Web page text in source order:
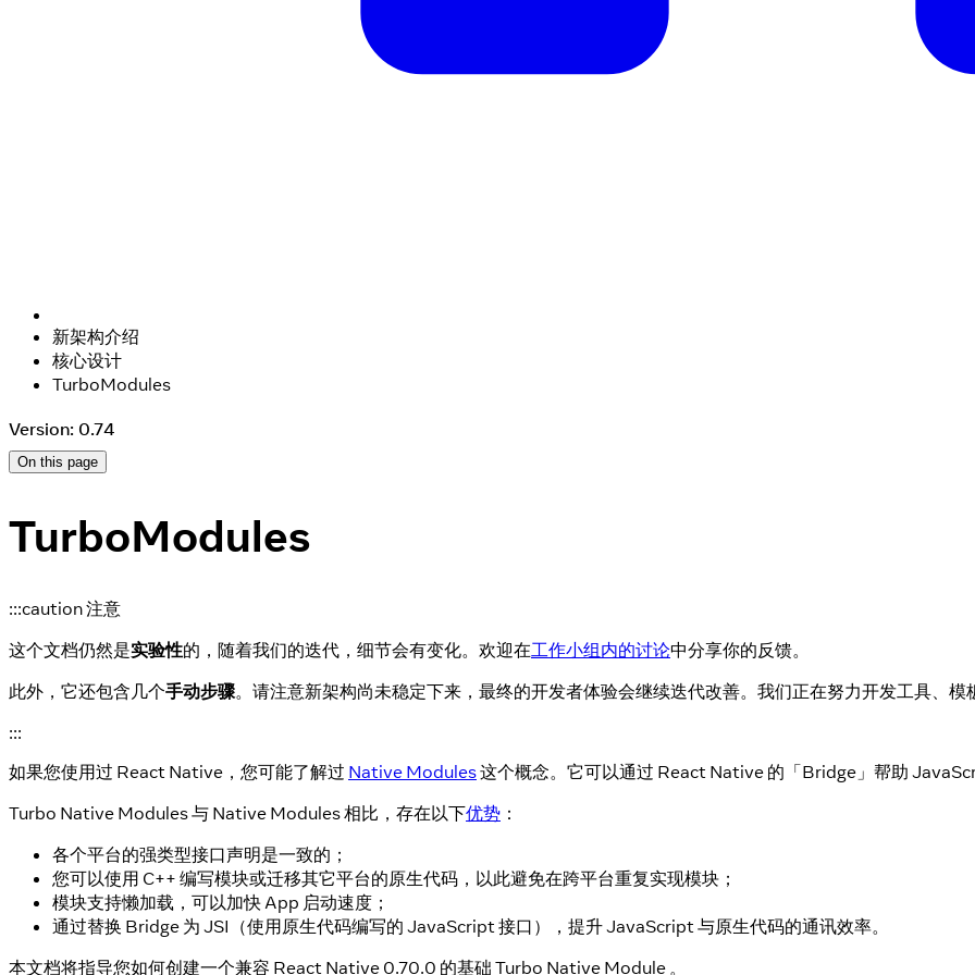
新架构介绍
核心设计
TurboModules
Version: 0.74
On this page
TurboModules
:::caution 注意
这个文档仍然是实验性的，随着我们的迭代，细节会有变化。欢迎在工作小组内的讨论中分享你的反馈。
此外，它还包含几个手动步骤。请注意新架构尚未稳定下来，最终的开发者体验会继续迭代改善。我们正在努力开发工具、
:::
如果您使用过 React Native，您可能了解过 Native Modules这个概念。它可以通过 React Native 的「Bridge」帮助
Turbo Native Modules 与 Native Modules 相比，存在以下优势 ：
各个平台的强类型接口声明是一致的；
您可以使用 C++ 编写模块或迁移其它平台的原生代码，以此避免在跨平台重复实现模块；
模块支持懒加载，可以加快 App 启动速度；
通过替换 Bridge 为 JSI（使用原生代码编写的 JavaScript 接口），提升 JavaScript 与原生代码的通讯效率。
本文档将指导您如何创建一个兼容 React Native 0.70.0 的基础 Turbo Native Module 。